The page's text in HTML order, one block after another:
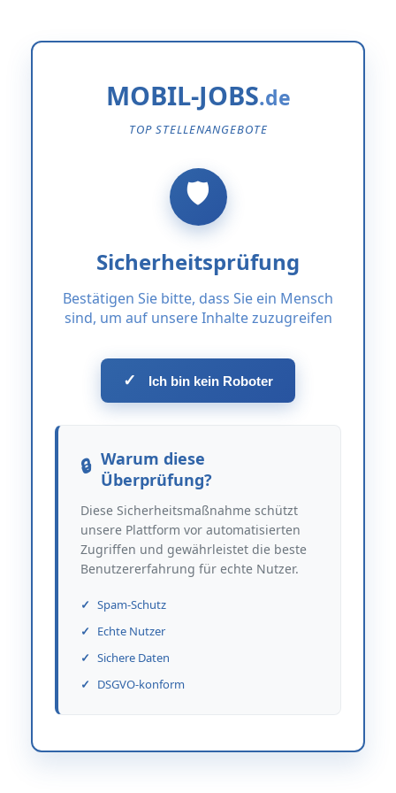
MOBIL-JOBS
TOP STELLENANGEBOTE
Sicherheitsprüfung
Bestätigen Sie bitte, dass Sie ein Mensch
sind, um auf unsere Inhalte zuzugreifen
✓ Ich bin kein Roboter
Warum diese
Überprüfung?
Diese Sicherheitsmaßnahme schützt
unsere Plattform vor automatisierten
Zugriffen und gewährleistet die beste
Benutzererfahrung für echte Nutzer.
Spam-Schutz
Echte Nutzer
Sichere Daten
DSGVO-konform